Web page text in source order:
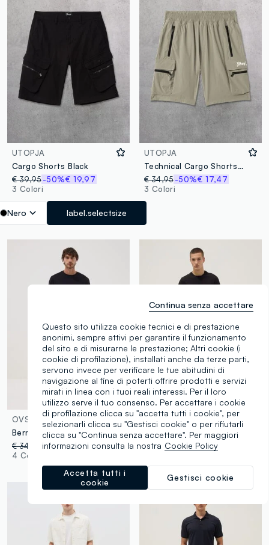
UTOPJA
Cargo Shorts Black
€ 39,95-50%€ 19,97
3 Colori
Nero label.selectsize
UTOPJA
Technical Cargo Shorts Military Green
€ 34,95 -50%€ 17,47
3 Colori
OVS
Bermuda cargo blu in cotone elasticizzato
€ 34,95
-28%€ 25,00
4 Colori
100% Cotone
OVS
Shorts cargo verde mimetici in puro cotone regular fit
€ 39,95-50%€ 19,97
Questo sito utilizza cookie tecnici e di prestazione
anonimi, sempre attivi per garantire il funzionamento
del sito e di misurarne le prestazione; Altri cookie (i
cookie di profilazione), installati anche da terze parti,
servono invece per verificare le tue abitudini di
navigazione al fine di poterti offrire prodotti e servizi
mirati in linea con i tuoi reali interessi. Per il loro
utilizzo serve il tuo consenso. Per accettare i cookie
di profilazione clicca su "accetta tutti i cookie", per
selezionarli clicca su "Gestisci cookie" o per rifiutarli
clicca su "Continua senza accettare". Per maggiori
informazioni consulta la nostra Cookie Policy
Gestisci cookie
Accetta tutti i
cookie
Continua senza accettare